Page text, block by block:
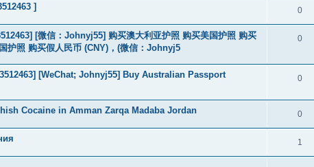
] 0
[微信：Johnyj55] 购买澳大利亚护照 购买美国护照 购买
护照 购买假人民币 (CNY)，(微信：Johnyj5
0
[WeChat; Johnyj55] Buy Australian Passport
0
Cocaine in Amman Zarqa Madaba Jordan 0
1